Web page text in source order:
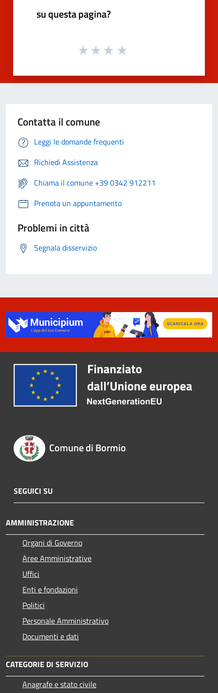
su questa pagina?
Contatta il comune
Leggi le domande frequenti
Richiedi Assistenza
Chiama il comune +39 0342 912211
Prenota un appuntamento
Problemi in città
Segnala disservizio
Comune di Bormio
SEGUICI SU
AMMINISTRAZIONE
Organi di Governo
Aree Amministrative
Uffici
Enti e fondazioni
Politici
Personale Amministrativo
Documenti e dati
CATEGORIE DI SERVIZIO
Anagrafe e stato civile